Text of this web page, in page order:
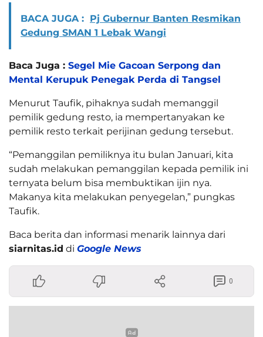
BACA JUGA : Pj Gubernur Banten Resmikan
Gedung SMAN 1 Lebak Wangi
Baca Juga : Segel Mie Gacoan Serpong dan
Mental Kerupuk Penegak Perda di Tangsel
Menurut Taufik, pihaknya sudah memanggil
pemilik gedung resto, ia mempertanyakan ke
pemilik resto terkait perijinan gedung tersebut.
“Pemanggilan pemiliknya itu bulan Januari, kita
sudah melakukan pemanggilan kepada pemilik ini
ternyata belum bisa membuktikan ijin nya.
Makanya kita melakukan penyegelan,” pungkas
Taufik.
Baca berita dan informasi menarik lainnya dari
siarnitas.id di Google News
0